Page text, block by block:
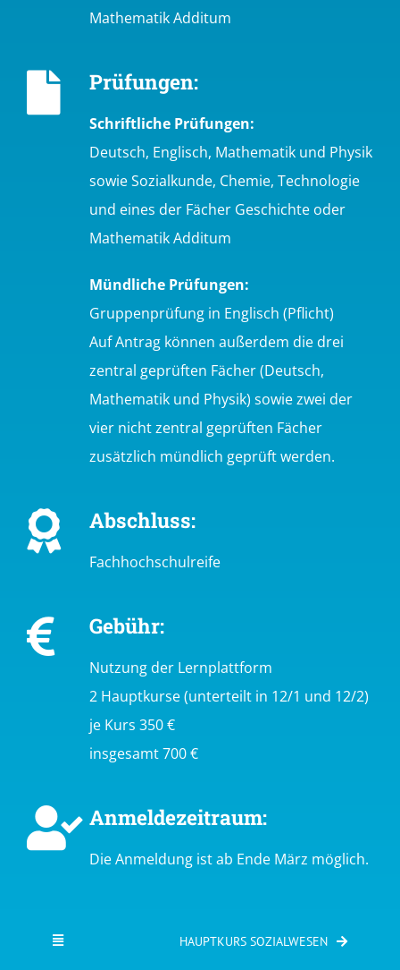
Mathematik Additum
Prüfungen:
Schriftliche Prüfungen:
Deutsch, Englisch, Mathematik und Physik
sowie Sozialkunde, Chemie, Technologie
und eines der Fächer Geschichte oder
Mathematik Additum
Mündliche Prüfungen:
Gruppenprüfung in Englisch (Pflicht)
Auf Antrag können außerdem die drei
zentral geprüften Fächer (Deutsch,
Mathematik und Physik) sowie zwei der
vier nicht zentral geprüften Fächer
zusätzlich mündlich geprüft werden.
Abschluss:
Fachhochschulreife
Gebühr:
Nutzung der Lernplattform
2 Hauptkurse (unterteilt in 12/1 und 12/2)
je Kurs 350 €
insgesamt 700 €
Anmeldezeitraum:
Die Anmeldung ist ab Ende März möglich.
HAUPTKURS SOZIALWESEN